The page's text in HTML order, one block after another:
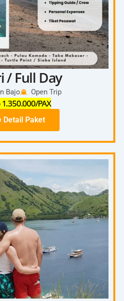
/ Full Day
Bajo Open Trip
1.350.000/PAX
Detail Paket
Up Hotel – Pelabuhan
Start To Padar Island
Pulau Padar ( Trecking Puncak